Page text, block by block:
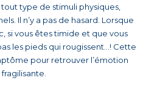
type de stimuli physiques,
Il n’y a pas de hasard. Lorsque
si vous êtes timide et que vous
les pieds qui rougissent…! Cette
pour retrouver l’émotion
fragilisante.